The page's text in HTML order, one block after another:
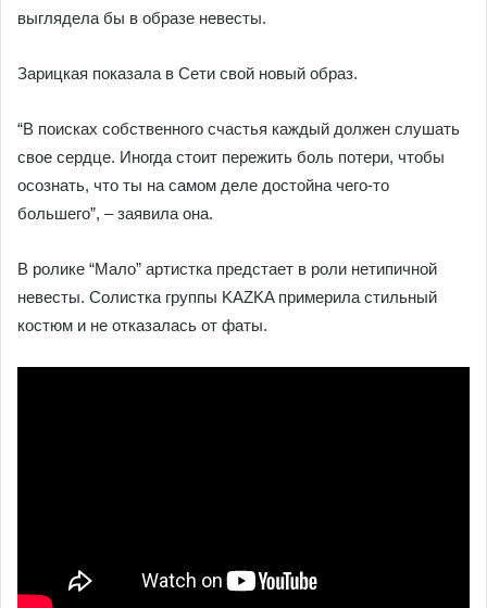
выглядела бы в образе невесты.
Зарицкая показала в Сети свой новый образ.
“В поисках собственного счастья каждый должен слушать
свое сердце. Иногда стоит пережить боль потери, чтобы
осознать, что ты на самом деле достойна чего-то
большего”, – заявила она.
В ролике “Мало” артистка предстает в роли нетипичной
невесты. Солистка группы KAZKA примерила стильный
костюм и не отказалась от фаты.